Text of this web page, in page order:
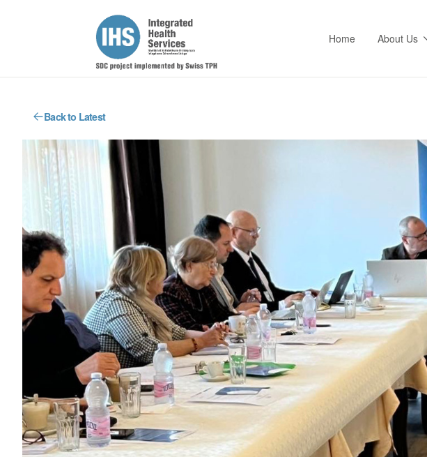
Home About Us
Back to Latest